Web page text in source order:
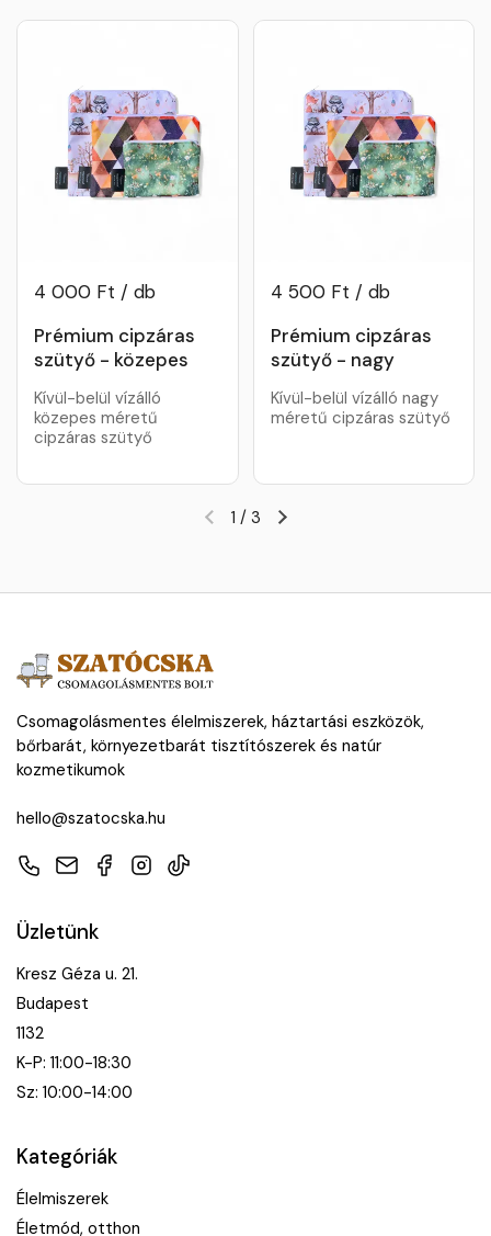
4 000 Ft / db
Prémium cipzáras
szütyő - közepes
Kívül-belül vízálló
közepes méretű
cipzáras szütyő
4 500 Ft / db
Prémium cipzáras
szütyő - nagy
Kívül-belül vízálló nagy
méretű cipzáras szütyő
1 / 3
Csomagolásmentes élelmiszerek, háztartási eszközök,
bőrbarát, környezetbarát tisztítószerek és natúr
kozmetikumok
hello@szatocska.hu
TelefonE-mailFacebook
Instagram
TikTok
Üzletünk
Kresz Géza u. 21.
Budapest
1132
K-P: 11:00-18:30
Sz: 10:00-14:00
Kategóriák
Élelmiszerek
Életmód, otthon